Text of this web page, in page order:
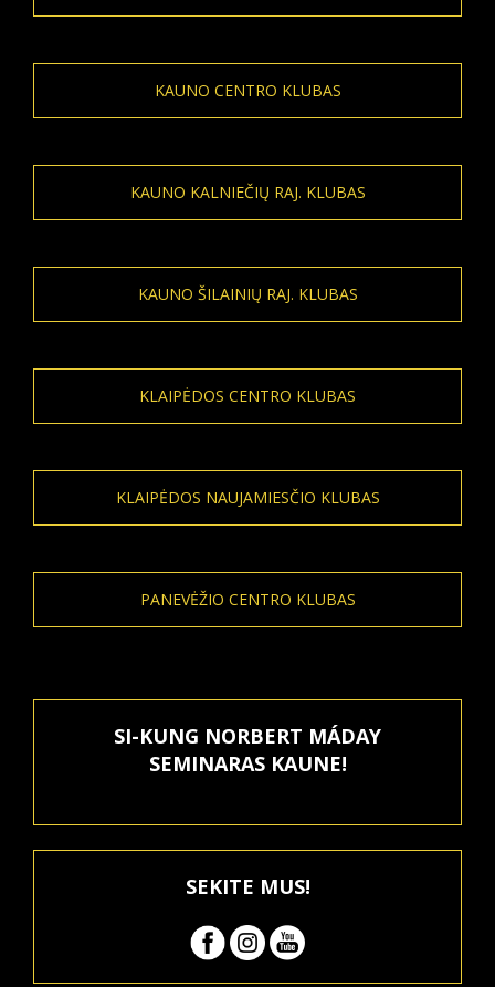
KAUNO CENTRO KLUBAS
KAUNO KALNIEČIŲ RAJ. KLUBAS
KAUNO ŠILAINIŲ RAJ. KLUBAS
KLAIPĖDOS CENTRO KLUBAS
KLAIPĖDOS NAUJAMIESČIO KLUBAS
PANEVĖŽIO CENTRO KLUBAS
SI-KUNG NORBERT MÁDAY
SEMINARAS KAUNE!
SEKITE MUS!